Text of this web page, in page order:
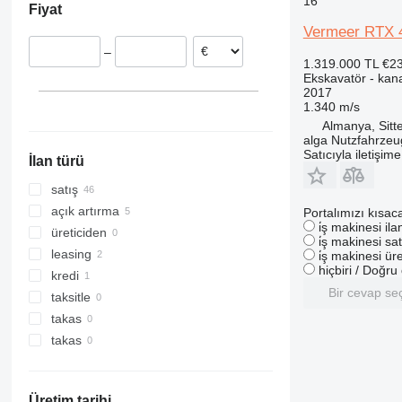
318
324
325
326
329
330
336
340
345
349
140X LC
8008
8010
8014
8016
8018
8025
8026
8030
8035
G-seriesBirleşik Krallık
İsveç
Fiyat
–
İlan türü
satış
açık artırma
üreticiden
leasing
kredi
taksitle
takas
takas
Vermeer RTX
1.319.000 TL
Ekskavatör -
2017
1.340 m/s
Almanya,
alga
Satıcıyla
Portalımızı
i̇ş makinesi
i̇ş makinesi
i̇ş makinesi
hiçbiri / Doğru
Bir cevap